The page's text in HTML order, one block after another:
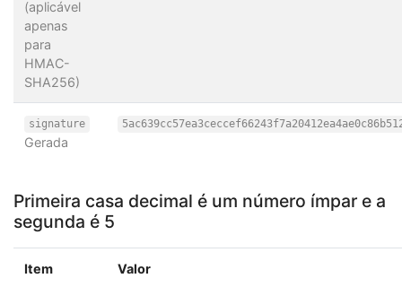
(aplicável
apenas
para
HMAC-
SHA256)
signature
Gerada
Primeira casa decimal é um número ímpar e a
segunda é 5
Item Valor